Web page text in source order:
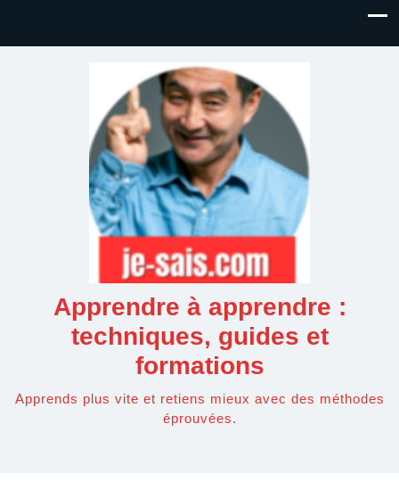
Apprendre à apprendre :
techniques, guides et
formations
Apprends plus vite et retiens mieux avec des méthodes
éprouvées.